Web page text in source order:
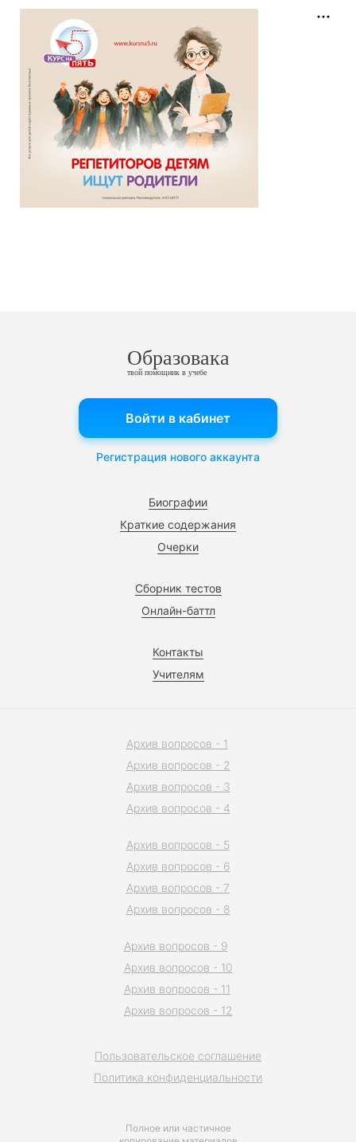
Образовака
твой помощник в учебе
Биографии
Краткие содержания
Очерки
Сборник тестов
Онлайн-баттл
Контакты
Учителям
Войти в кабинет
Регистрация нового аккаунта
Полное или частичное
Пользовательское соглашение
Политика конфиденциальности
Архив вопросов - 1
Архив вопросов - 2
Архив вопросов - 3
Архив вопросов - 4
Архив вопросов - 5
Архив вопросов - 6
Архив вопросов - 7
Архив вопросов - 8
Архив вопросов - 9
Архив вопросов - 10
Архив вопросов - 11
Архив вопросов - 12